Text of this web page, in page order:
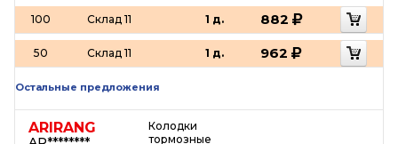
100 Склад 11 1 д. 882
50 Склад 11 1 д. 962
Остальные предложения
ARIRANG
Колодки
тормозные